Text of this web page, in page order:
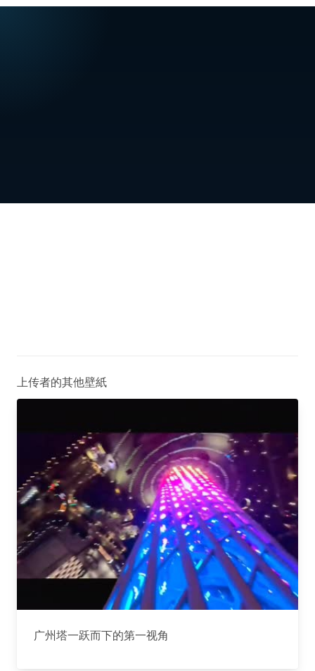
上传者的其他壁紙
广州塔一跃而下的第一视角